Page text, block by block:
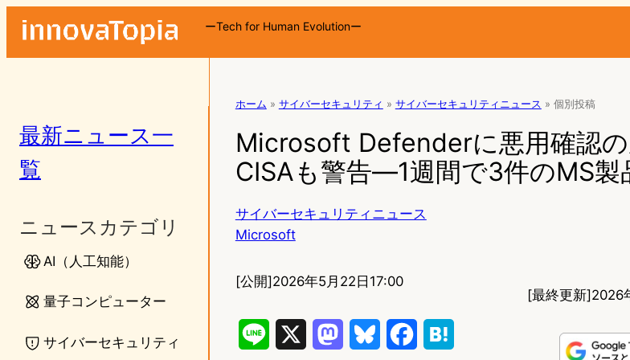
ーTech for Human Evolutionー
最新ニュース一
覧
ニュースカテゴリ
AI（人工知能）
量子コンピューター
サイバーセキュリティ
ホーム » サイバーセキュリティ » サイバーセキュリティニュース » 個別投稿
Microsoft Defenderに悪用確認の
CISAも警告―1週間で3件のMS製
サイバーセキュリティニュース
Microsoft
[公開]2026年5月22日17:00
[最終更新]2026